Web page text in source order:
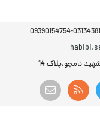
نامجو،پلاک 14